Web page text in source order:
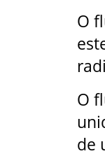
O
O
de